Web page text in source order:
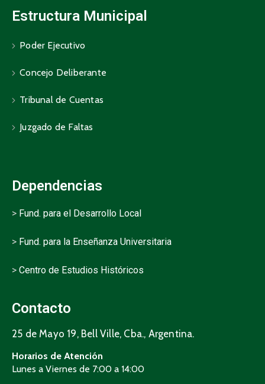
Estructura Municipal
Poder Ejecutivo
Concejo Deliberante
Tribunal de Cuentas
Juzgado de Faltas
Dependencias
> Fund. para el Desarrollo Local
> Fund. para la Enseñanza Universitaria
> Centro de Estudios Históricos
Contacto
25 de Mayo 19, Bell Ville, Cba., Argentina.
Horarios de Atención
Lunes a Viernes de 7:00 a 14:00